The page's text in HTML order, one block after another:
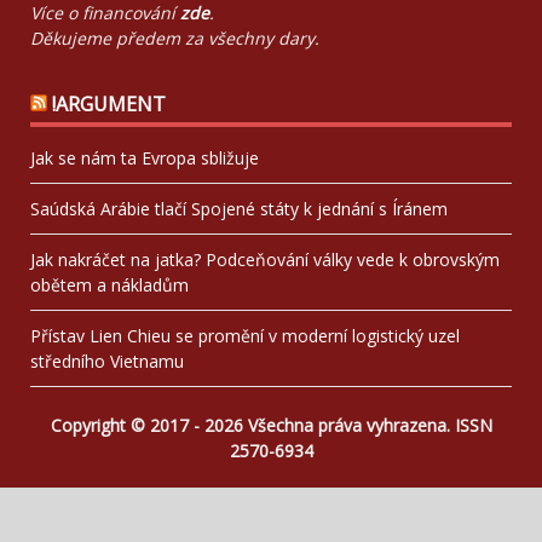
Více o financovánízde.
Děkujeme předem za všechny dary.
!ARGUMENT
Jak se nám ta Evropa sbližuje
Saúdská Arábie tlačí Spojené státy k jednání s Íránem
Jak nakráčet na jatka? Podceňování války vede k obrovským
obětem a nákladům
Přístav Lien Chieu se promění v moderní logistický uzel
středního Vietnamu
Copyright © 2017 - 2026 Všechna práva vyhrazena. ISSN
2570-6934